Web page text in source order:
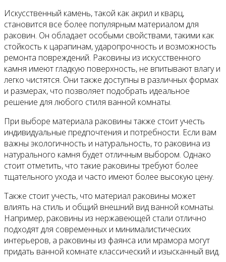
Искусственный камень, такой как акрил и кварц,
становится все более популярным материалом для
раковин. Он обладает особыми свойствами, такими как
стойкость к царапинам, ударопрочность и возможность
ремонта повреждений. Раковины из искусственного
камня имеют гладкую поверхность, не впитывают влагу и
легко чистятся. Они также доступны в различных формах
и размерах, что позволяет подобрать идеальное
решение для любого стиля ванной комнаты.
При выборе материала раковины также стоит учесть
индивидуальные предпочтения и потребности. Если вам
важны экологичность и натуральность, то раковина из
натурального камня будет отличным выбором. Однако
стоит отметить, что такие раковины требуют более
тщательного ухода и часто имеют более высокую цену.
Также стоит учесть, что материал раковины может
влиять на стиль и общий внешний вид ванной комнаты.
Например, раковины из нержавеющей стали отлично
подходят для современных и минималистических
интерьеров, а раковины из фаянса или мрамора могут
придать ванной комнате классический и изысканный вид.